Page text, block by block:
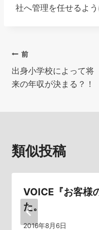
社へ管理を任せるよう
投
稿
ー
ョ
ン
前
出身小学校によって将
来の年収が決まる？！
類似投稿
VOICE『お客様
た。
2016年8月6日